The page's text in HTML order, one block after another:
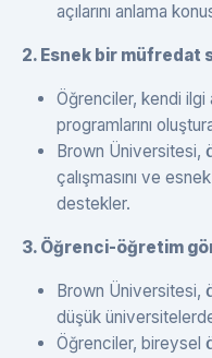
açılarını anlama
2. Esnek bir müfredat
Öğrenciler, kendi ilgi
programlarını
Brown Üniversitesi,
çalışmasını ve
destekler.
3. Öğrenci-öğretim
Brown Üniversitesi,
düşük
Öğrenciler, bireysel